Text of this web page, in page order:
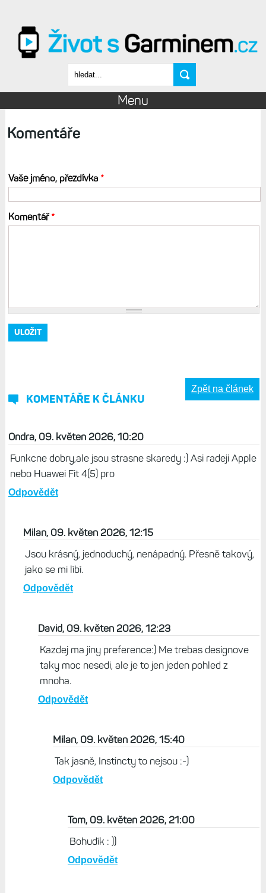
Vyhledávání
Menu
Komentáře
Vaše jméno, přezdívka *
Komentář*
KOMENTÁŘE K ČLÁNKU
Zpět na článek
Ondra, 09. květen 2026, 10:20
Funkcne dobry,ale jsou strasne skaredy :) Asi radeji Apple
nebo Huawei Fit 4(5) pro
Odpovědět
Milan, 09. květen 2026, 12:15
Jsou krásný, jednoduchý, nenápadný. Přesně takový,
jako se mi líbí.
Odpovědět
David, 09. květen 2026, 12:23
Kazdej ma jiny preference:) Me trebas designove
taky moc nesedi, ale je to jen jeden pohled z
mnoha.
Odpovědět
Milan, 09. květen 2026, 15:40
Tak jasně, Instincty to nejsou :-)
Odpovědět
Tom, 09. květen 2026, 21:00
Bohudík : ))
Odpovědět